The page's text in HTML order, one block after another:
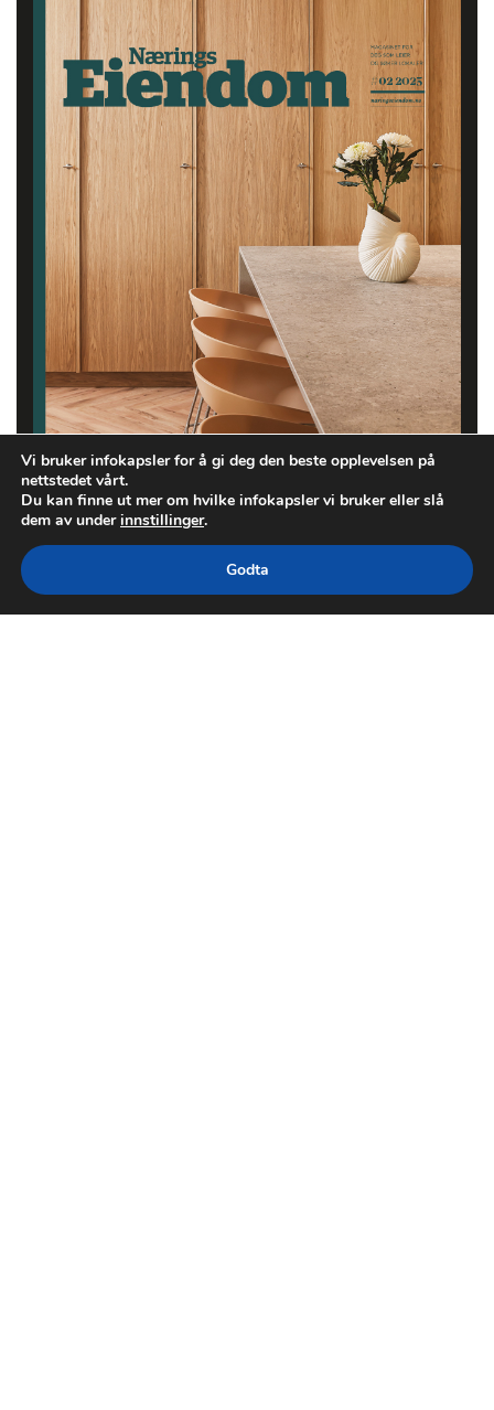
Vi bruker infokapsler for å gi deg den beste opplevelsen på
nettstedet vårt.
Du kan finne ut mer om hvilke infokapsler vi bruker eller slå
dem av underinnstillinger.
Godta